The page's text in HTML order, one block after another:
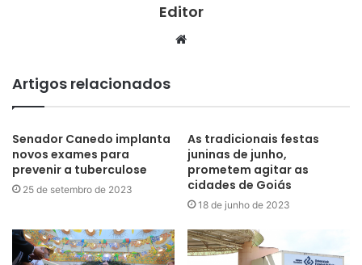
Editor
Website
Artigos relacionados
Senador Canedo implanta
novos exames para
prevenir a tuberculose
25 de setembro de 2023
As tradicionais festas
juninas de junho,
prometem agitar as
cidades de Goiás
18 de junho de 2023